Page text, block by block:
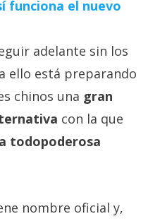
funciona el nuevo
adelante sin los
ello está preparando
chinos una gran
con la que
todopoderosa
nombre oficial y,